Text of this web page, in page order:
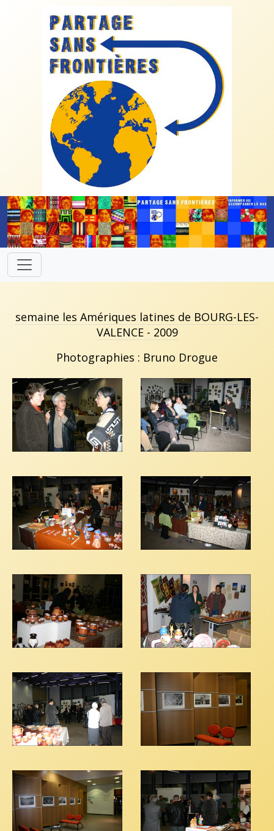
semaine les Amériques latines de BOURG-LES-
VALENCE - 2009
Photographies : Bruno Drogue